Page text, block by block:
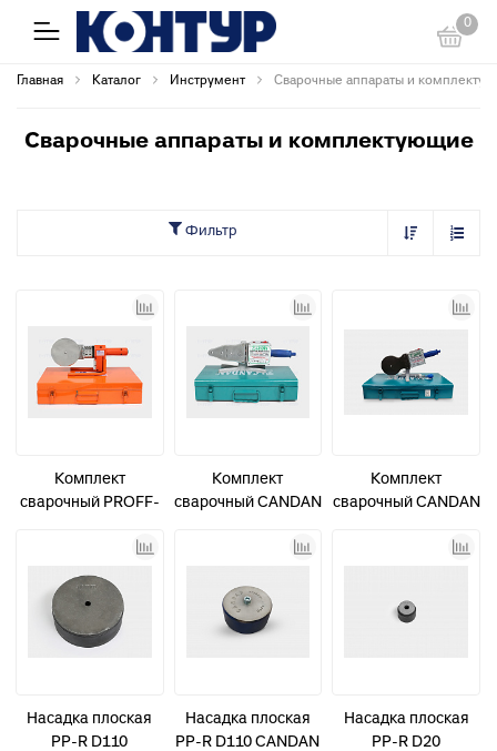
0
Главная Каталог Инструмент Сварочные аппараты и
Сварочные аппараты и комплектующие
Фильтр
Комплект
сварочный PROFF-
насадки 75-110 с
цифр. управлением
Комплект
сварочный CANDAN
Комплект
сварочный CANDAN
Насадка плоская
PP-R D110
Насадка плоская
PP-R D110 CANDAN
Насадка плоская
PP-R D20